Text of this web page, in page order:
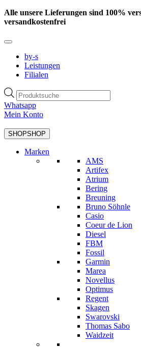
Zum
Inhalt
Alle unsere Lieferungen sind 100%
versandkostenfrei
by-s
Leistungen
Filialen
Products
search
Whatsapp
Mein Konto
SHOPSHOP
Marken
AMS
Artifex
Atrium
Bering
Breuning
Bruno Söhnle
Casio
Coeur de Lion
Diesel
FBM
Fossil
Garmin
Marea
Novellus
Optimus
Regent
Skagen
Swarovski
Thomas Sabo
Waidzeit